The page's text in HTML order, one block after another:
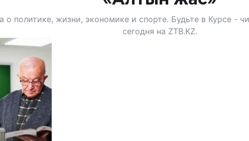
о политике, жизни, экономике и спорте. Будьте в Курсе -
сегодня на ZTB.KZ.